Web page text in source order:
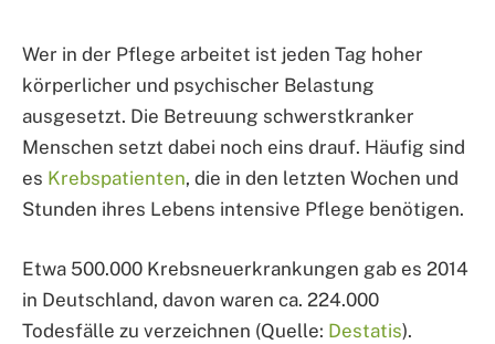
Wer in der Pflege arbeitet ist jeden Tag hoher
körperlicher und psychischer Belastung
ausgesetzt. Die Betreuung schwerstkranker
Menschen setzt dabei noch eins drauf. Häufig sind
es Krebspatienten, die in den letzten Wochen und
Stunden ihres Lebens intensive Pflege benötigen.
Etwa 500.000 Krebsneuerkrankungen gab es 2014
in Deutschland, davon waren ca. 224.000
Todesfälle zu verzeichnen (Quelle: Destatis).